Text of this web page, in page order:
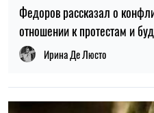
ТОП
19:30, 27.07.2026
Мужчин после 60 лет могут
попасть в армию